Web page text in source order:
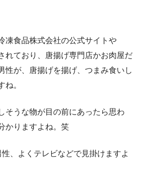
凍食品株式会社の公式サイトや
れており、唐揚げ専門店かお肉屋だ
性が、唐揚げを揚げ、つまみ食いし
ね。
そうな物が目の前にあったら思わ
かりますよね。笑
、よくテレビなどで見掛けますよ